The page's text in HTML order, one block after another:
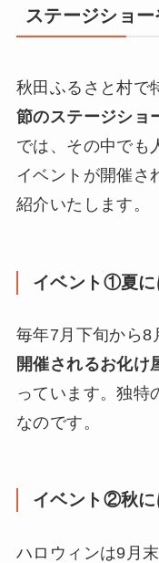
ステージショ
秋田ふるさと村で
節のステージショ
では、その中でも
イベントが開催さ
紹介いたします。
イベント①夏に
毎年7月下旬から8
開催されるお化け
っています。独特
なのです。
イベント②秋に
ハロウィンは9月